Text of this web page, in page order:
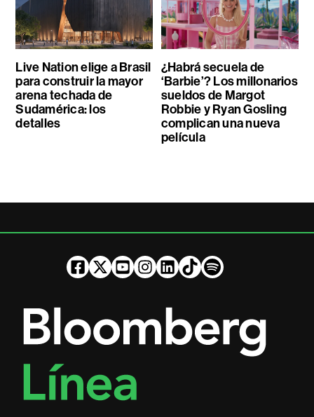
Live Nation elige a Brasil
para construir la mayor
arena techada de
Sudamérica: los
detalles
¿Habrá secuela de
‘Barbie’? Los millonarios
sueldos de Margot
Robbie y Ryan Gosling
complican una nueva
película